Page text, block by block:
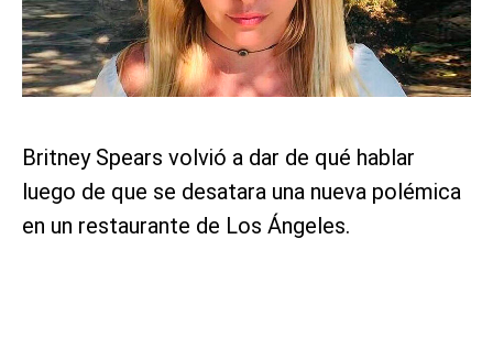
Britney Spears volvió a dar de qué hablar
luego de que se desatara una nueva polémica
en un restaurante de Los Ángeles.